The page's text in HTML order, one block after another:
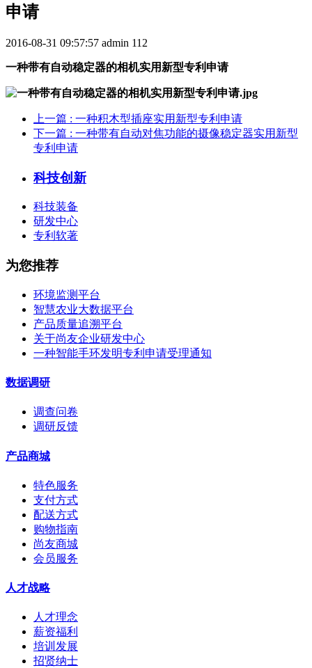
申请
2016-08-31 09:57:57 admin 112
一种带有自动稳定器的相机实用新型专利申请
上一篇 : 一种积木型插座实用新型专利申请
下一篇 : 一种带有自动对焦功能的摄像稳定器实用新型
专利申请
科技创新
科技装备
研发中心
专利软著
为您推荐
环境监测平台
智慧农业大数据平台
产品质量追溯平台
关于尚友企业研发中心
一种智能手环发明专利申请受理通知
数据调研
调查问卷
调研反馈
产品商城
特色服务
支付方式
配送方式
购物指南
尚友商城
会员服务
人才战略
人才理念
薪资福利
培训发展
招贤纳士